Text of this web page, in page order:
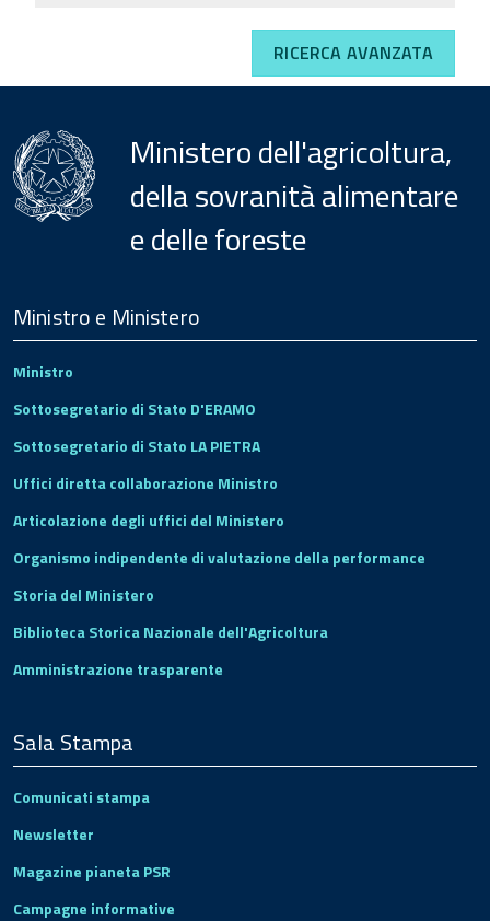
RICERCA AVANZATA
Ministero dell'agricoltura,
della sovranità alimentare
e delle foreste
Footer
Ministro e Ministero
Ministro
Sottosegretario di Stato D'ERAMO
Sottosegretario di Stato LA PIETRA
Uffici diretta collaborazione Ministro
Articolazione degli uffici del Ministero
Organismo indipendente di valutazione della performance
Storia del Ministero
Biblioteca Storica Nazionale dell'Agricoltura
Amministrazione trasparente
Sala Stampa
Comunicati stampa
Newsletter
Magazine pianeta PSR
Campagne informative